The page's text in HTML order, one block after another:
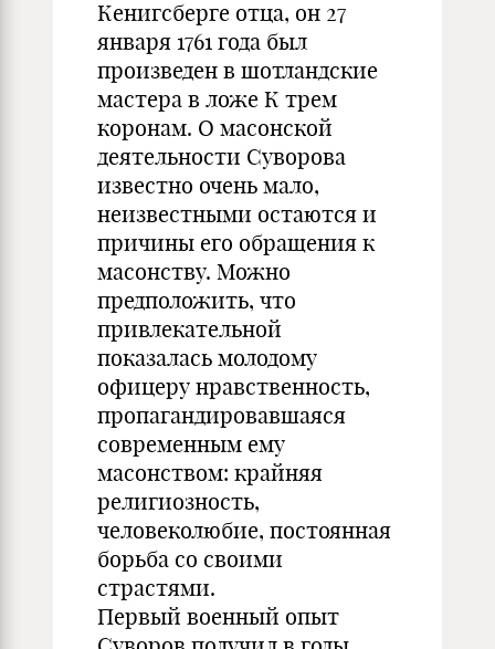
Кенигсберге отца, он 27
января 1761 года был
произведен в шотландские
мастера в ложе К трем
коронам. О масонской
деятельности Суворова
известно очень мало,
неизвестными остаются и
причины его обращения к
масонству. Можно
предположить, что
привлекательной
показалась молодому
офицеру нравственность,
пропагандировавшаяся
современным ему
масонством: крайняя
религиозность,
человеколюбие, постоянная
борьба со своими
страстями.
Первый военный опыт